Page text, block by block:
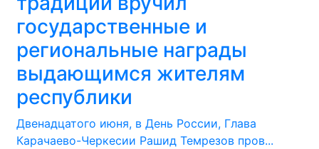
государственные и
региональные награды
выдающимся жителям
республики
Двенадцатого июня, в День России, Глава
Карачаево-Черкесии Рашид Темрезов пров...